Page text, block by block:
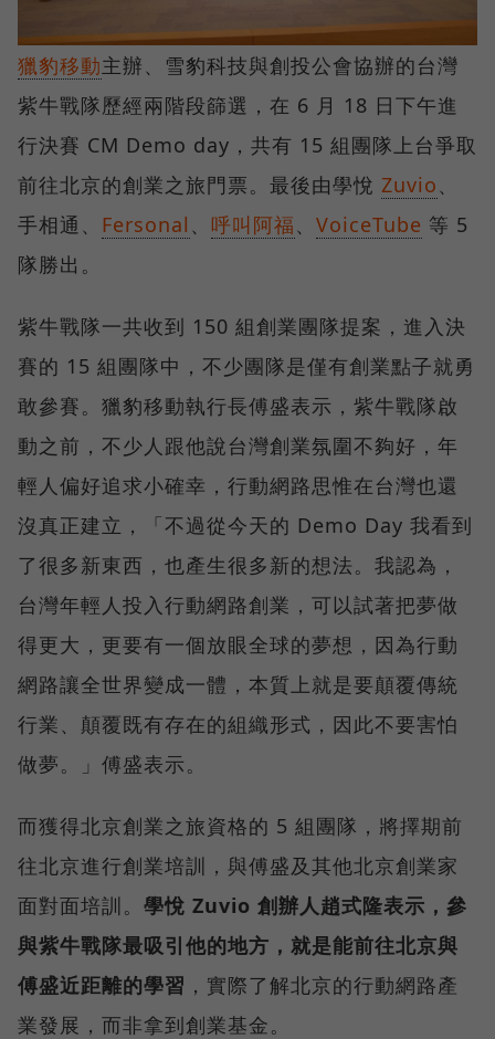
獵豹移動主辦、雪豹科技與創投公會協辦的台灣
紫牛戰隊歷經兩階段篩選，在 6 月 18 日下午進
行決賽 CM Demo day，共有 15 組團隊上台爭取
前往北京的創業之旅門票。最後由學悅 Zuvio
手相通、 Fersonal 呼叫阿福 VoiceTube 等 5
隊勝出。
紫牛戰隊一共收到 150 組創業團隊提案，進入決
賽的 15 組團隊中，不少團隊是僅有創業點子就勇
敢參賽。獵豹移動執行長傅盛表示，紫牛戰隊啟
動之前，不少人跟他說台灣創業氛圍不夠好，年
輕人偏好追求小確幸，行動網路思惟在台灣也還
沒真正建立，「不過從今天的 Demo Day 我看到
了很多新東西，也產生很多新的想法。我認為，
台灣年輕人投入行動網路創業，可以試著把夢做
得更大，更要有一個放眼全球的夢想，因為行動
網路讓全世界變成一體，本質上就是要顛覆傳統
行業、顛覆既有存在的組織形式，因此不要害怕
做夢。」傅盛表示。
而獲得北京創業之旅資格的 5 組團隊，將擇期前
往北京進行創業培訓，與傅盛及其他北京創業家
面對面培訓。 學悅 Zuvio 創辦人趙式隆表示，參
與紫牛戰隊最吸引他的地方，就是能前往北京與
傅盛近距離的學習 ，實際了解北京的行動網路產
業發展，而非拿到創業基金。